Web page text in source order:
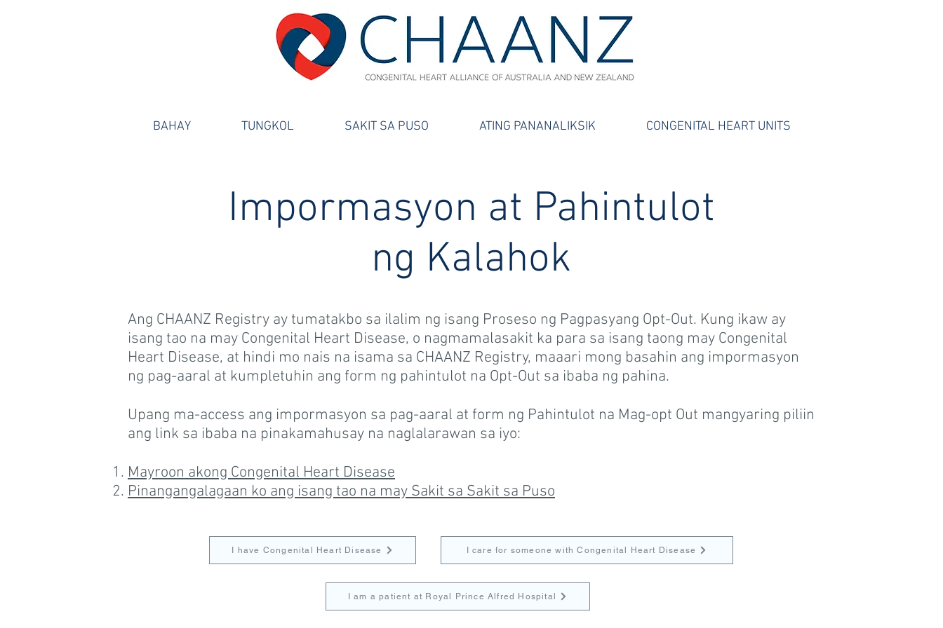
BAHAY TUNGKOL SAKIT SA PUSO ATING PANANALIKSIK CONGENITAL HEART UNITS
Impormasyon at Pahintulot
ng Kalahok
Ang CHAANZ Registry ay tumatakbo sa ilalim ng isang Proseso ng Pagpasyang Opt-Out. Kung ikaw ay
isang tao na may Congenital Heart Disease, o nagmamalasakit ka para sa isang taong may Congenital
Heart Disease, at hindi mo nais na isama sa CHAANZ Registry, maaari mong basahin ang impormasyon
ng pag-aaral at kumpletuhin ang form ng pahintulot na Opt-Out sa ibaba ng pahina.
Upang ma-access ang impormasyon sa pag-aaral at form ng Pahintulot na Mag-opt Out mangyaring piliin
ang link sa ibaba na pinakamahusay na naglalarawan sa iyo:
Mayroon akong Congenital Heart Disease
Pinangangalagaan ko ang isang tao na may Sakit sa Sakit sa Puso
I have Congenital Heart Disease I care for someone with Congenital Heart Disease
I am a patient at Royal Prince Alfred Hospital